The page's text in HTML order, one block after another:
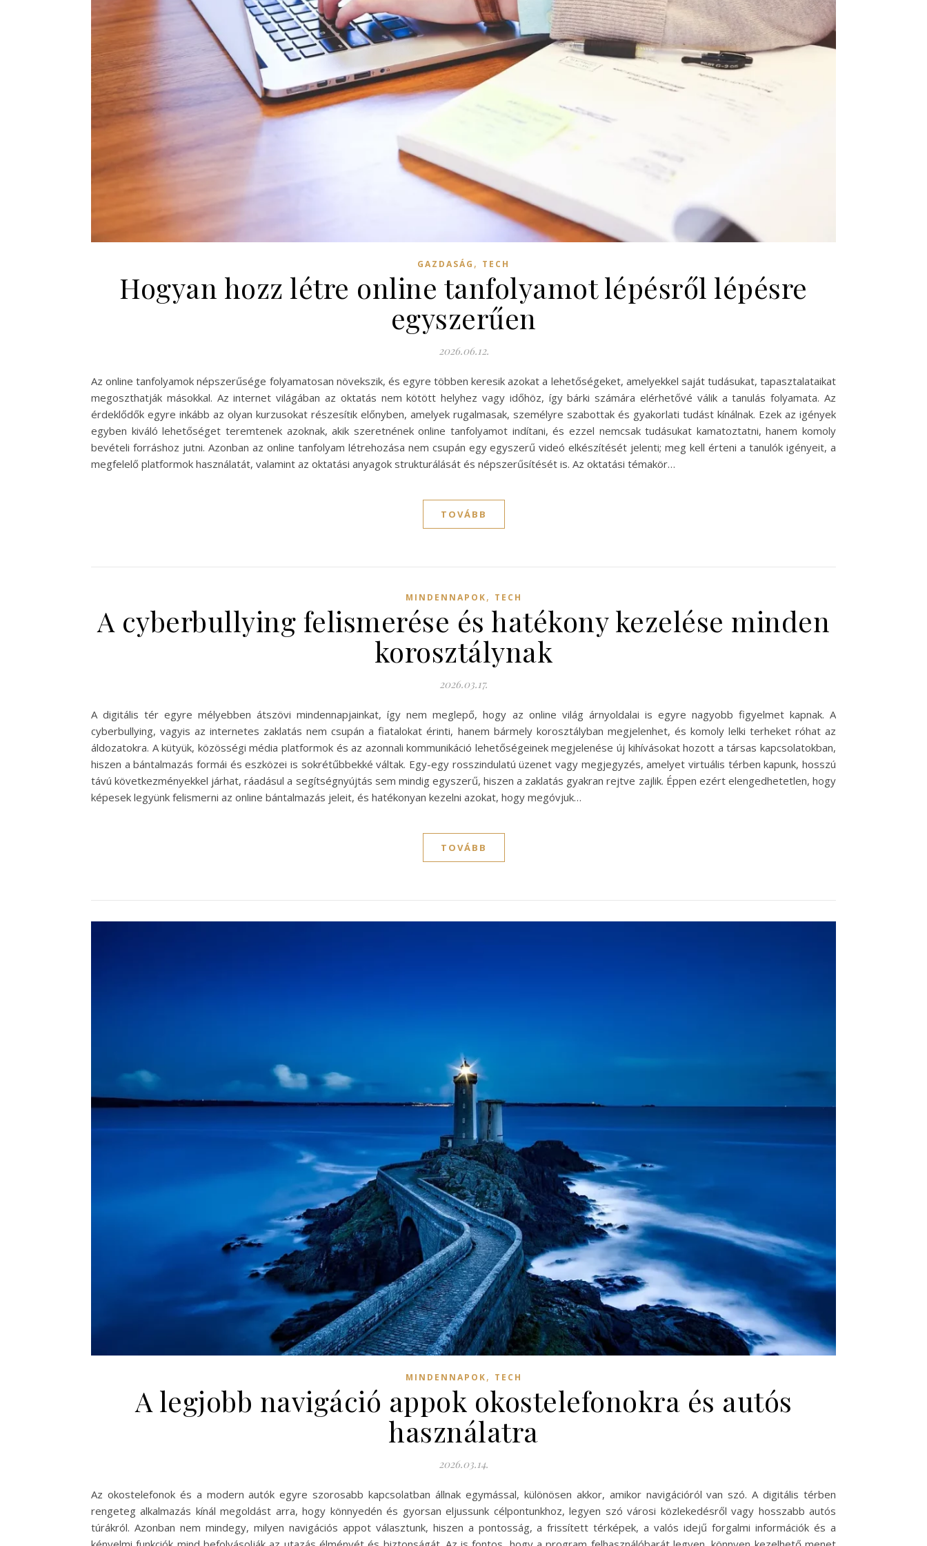
GAZDASÁG , TECH
Hogyan hozz létre online tanfolyamot lépésről lépésre
egyszerűen
2026.06.12.
Az online tanfolyamok népszerűsége folyamatosan növekszik, és egyre többen keresik azokat a lehetőségeket, amelyekkel saját tudásukat, tapasztalataikat
megoszthatják másokkal. Az internet világában az oktatás nem kötött helyhez vagy időhöz, így bárki számára elérhetővé válik a tanulás folyamata. Az
érdeklődők egyre inkább az olyan kurzusokat részesítik előnyben, amelyek rugalmasak, személyre szabottak és gyakorlati tudást kínálnak. Ezek az igények
egyben kiváló lehetőséget teremtenek azoknak, akik szeretnének online tanfolyamot indítani, és ezzel nemcsak tudásukat kamatoztatni, hanem komoly
bevételi forráshoz jutni. Azonban az online tanfolyam létrehozása nem csupán egy egyszerű videó elkészítését jelenti; meg kell érteni a tanulók igényeit, a
megfelelő platformok használatát, valamint az oktatási anyagok strukturálását és népszerűsítését is. Az oktatási témakör…
TOVÁBB
MINDENNAPOK, TECH
A cyberbullying felismerése és hatékony kezelése minden
korosztálynak
2026.03.17.
A digitális tér egyre mélyebben átszövi mindennapjainkat, így nem meglepő, hogy az online világ árnyoldalai is egyre nagyobb figyelmet kapnak. A
cyberbullying, vagyis az internetes zaklatás nem csupán a fiatalokat érinti, hanem bármely korosztályban megjelenhet, és komoly lelki terheket róhat az
áldozatokra. A kütyük, közösségi média platformok és az azonnali kommunikáció lehetőségeinek megjelenése új kihívásokat hozott a társas kapcsolatokban,
hiszen a bántalmazás formái és eszközei is sokrétűbbekké váltak. Egy-egy rosszindulatú üzenet vagy megjegyzés, amelyet virtuális térben kapunk, hosszú
távú következményekkel járhat, ráadásul a segítségnyújtás sem mindig egyszerű, hiszen a zaklatás gyakran rejtve zajlik. Éppen ezért elengedhetetlen, hogy
képesek legyünk felismerni az online bántalmazás jeleit, és hatékonyan kezelni azokat, hogy megóvjuk…
TOVÁBB
MINDENNAPOK, TECH
A legjobb navigáció appok okostelefonokra és autós
használatra
2026.03.14.
Az okostelefonok és a modern autók egyre szorosabb kapcsolatban állnak egymással, különösen akkor, amikor navigációról van szó. A digitális térben
rengeteg alkalmazás kínál megoldást arra, hogy könnyedén és gyorsan eljussunk célpontunkhoz, legyen szó városi közlekedésről vagy hosszabb autós
túrákról. Azonban nem mindegy, milyen navigációs appot választunk, hiszen a pontosság, a frissített térképek, a valós idejű forgalmi információk és a